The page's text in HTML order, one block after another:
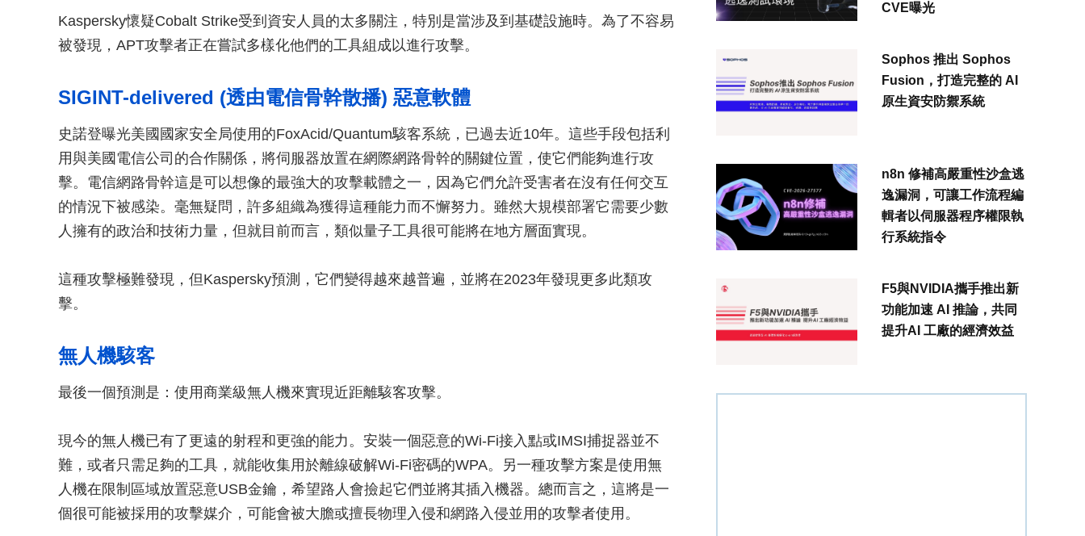
Kaspersky懷疑Cobalt Strike受到資安人員的太多關注，特別是當涉及到基礎設施時。為了不容易
被發現，APT攻擊者正在嘗試多樣化他們的工具組成以進行攻擊。
SIGINT-delivered (透由電信骨幹散播) 惡意軟體
史諾登曝光美國國家安全局使用的FoxAcid/Quantum駭客系統，已過去近10年。這些手段包括利
用與美國電信公司的合作關係，將伺服器放置在網際網路骨幹的關鍵位置，使它們能夠進行攻
擊。電信網路骨幹這是可以想像的最強大的攻擊載體之一，因為它們允許受害者在沒有任何交互
的情況下被感染。毫無疑問，許多組織為獲得這種能力而不懈努力。雖然大規模部署它需要少數
人擁有的政治和技術力量，但就目前而言，類似量子工具很可能將在地方層面實現。
這種攻擊極難發現，但Kaspersky預測，它們變得越來越普遍，並將在2023年發現更多此類攻
擊。
無人機駭客
最後一個預測是：使用商業級無人機來實現近距離駭客攻擊。
現今的無人機已有了更遠的射程和更強的能力。安裝一個惡意的Wi-Fi接入點或IMSI捕捉器並不
難，或者只需足夠的工具，就能收集用於離線破解Wi-Fi密碼的WPA。另一種攻擊方案是使用無
人機在限制區域放置惡意USB金鑰，希望路人會撿起它們並將其插入機器。總而言之，這將是一
個很可能被採用的攻擊媒介，可能會被大膽或擅長物理入侵和網路入侵並用的攻擊者使用。
CVE曝光
Sophos 推出 Sophos
Fusion，打造完整的 AI
原生資安防禦系統
n8n 修補高嚴重性沙盒逃
逸漏洞，可讓工作流程編
輯者以伺服器程序權限執
行系統指令
F5與NVIDIA攜手推出新
功能加速 AI 推論，共同
提升AI 工廠的經濟效益